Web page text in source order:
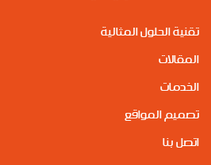
تقنية الحلول المثالية
المقالات
الخدمات
تصميم المواقع
اتصل بنا